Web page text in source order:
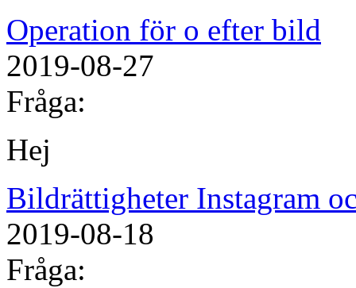
Operation för o efter bild
2019-08-27
Fråga:
Hej
Bildrättigheter Instagram
2019-08-18
Fråga: